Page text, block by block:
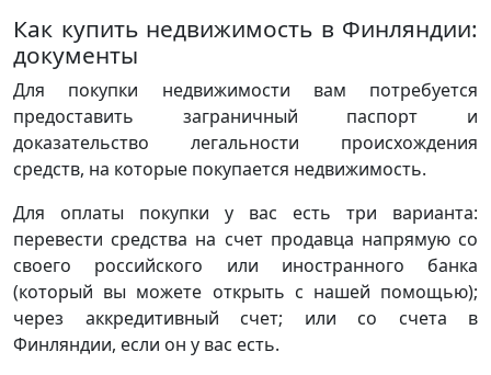
Как купить недвижимость в Финляндии:
документы
Для покупки недвижимости вам потребуется
предоставить заграничный паспорт и
доказательство легальности происхождения
средств, на которые покупается недвижимость.
Для оплаты покупки у вас есть три варианта:
перевести средства на счет продавца напрямую со
своего российского или иностранного банка
(который вы можете открыть с нашей помощью);
через аккредитивный счет; или со счета в
Финляндии, если он у вас есть.